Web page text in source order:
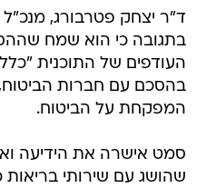
ד"ר יצחק פטרבורג,
בתגובה כי הוא שמח
העודפים של התוכנית
בהסכם עם חברות
המפקחת על הביטוח.
סמט אישרה את הידיעה
שהושג עם שירותי בריאות